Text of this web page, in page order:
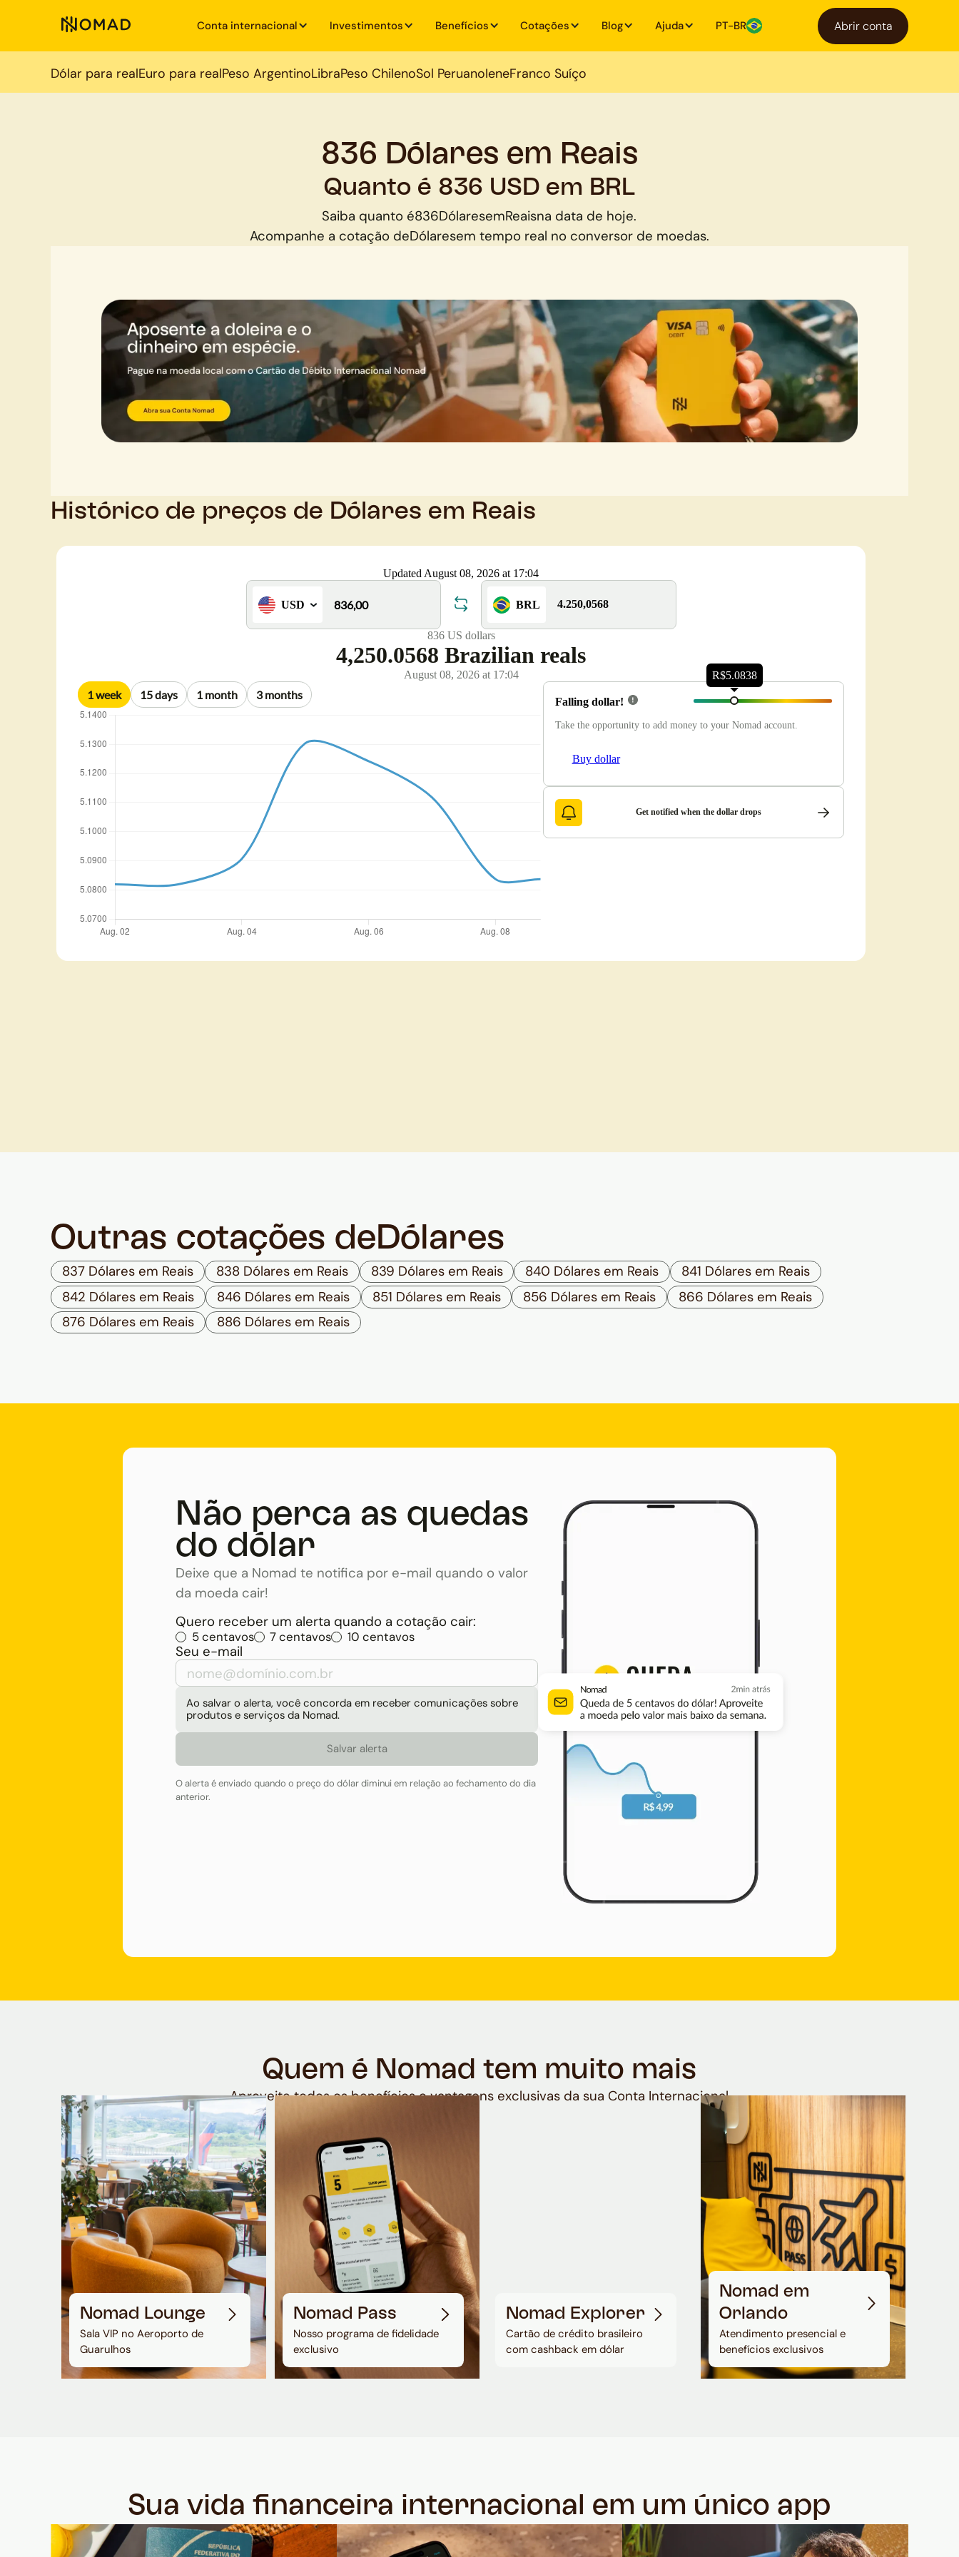
Conta internacional Investimentos Benefícios Cotações Blog Ajuda PT-BR Abrir conta
Dólar para realEuro para realPeso ArgentinoLibraPeso ChilenoSol PeruanoIeneFranco Suíço
836 Dólares em Reais
Quanto é 836 USD em BRL
Saiba quanto é836DólaresemReaisna data de hoje.
Acompanhe a cotação deDólaresem tempo real no conversor de moedas.
Histórico de preços de Dólares em Reais
Outras cotações de Dólares
837 Dólares em Reais 838 Dólares em Reais 839 Dólares em Reais 840 Dólares em Reais
841 Dólares em Reais
842 Dólares em Reais
846 Dólares em Reais 851 Dólares em Reais 856 Dólares em Reais
866 Dólares em Reais
876 Dólares em Reais
886 Dólares em Reais
Não perca as quedas
do dólar
Deixe que a Nomad te notifica por e-mail quando o valor
da moeda cair!
Quero receber um alerta quando a cotação cair:
5 centavos 7 centavos 10 centavos
Seu e-mail
Ao salvar o alerta, você concorda em receber comunicações sobre
produtos e serviços da Nomad.
O alerta é enviado quando o preço do dólar diminui em relação ao fechamento do dia
anterior.
Quem é Nomad tem muito mais
Aproveite todos os benefícios e vantagens exclusivas da sua Conta Internacional
Nomad Lounge
Sala VIP no Aeroporto de
Guarulhos
Nomad Pass
Nosso programa de fidelidade
exclusivo
Nomad Explorer
Cartão de crédito brasileiro
com cashback em dólar
Nomad em
Orlando
Atendimento presencial e
benefícios exclusivos
Sua vida financeira internacional em um único app